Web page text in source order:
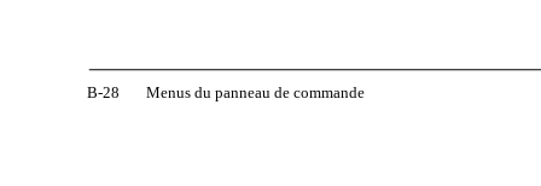
B-28 Menus du panneau de commande